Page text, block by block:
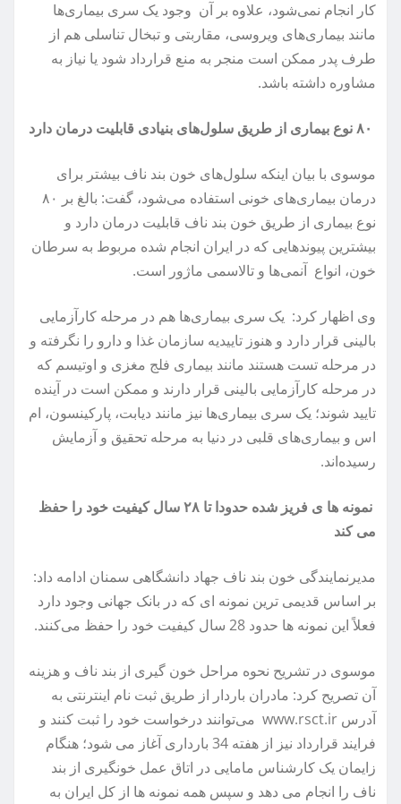
کار انجام نمی‌شود، علاوه بر آن وجود یک سری بیماری‌ها
مانند بیماری‌های ویروسی، مقاربتی و تبخال تناسلی هم از
طرف پدر ممکن است منجر به منع قرارداد شود یا نیاز به
مشاوره داشته باشد.
موسوی با بیان اینکه سلول‌های خون بند ناف بیشتر برای
درمان بیماری‌های خونی استفاده می‌شود، گفت: بالغ بر ۸۰
نوع بیماری از طریق خون بند ناف قابلیت درمان دارد و
بیشترین پیوندهایی که در ایران انجام شده مربوط به سرطان
خون، انواع آنمی‌ها و تالاسمی ماژور است.
وی اظهار کرد: یک سری بیماری‌ها هم در مرحله کارآزمایی
بالینی قرار دارد و هنوز تاییدیه سازمان غذا و دارو را نگرفته و
در مرحله تست هستند مانند بیماری فلج مغزی و اوتیسم که
در مرحله کارآزمایی بالینی قرار دارند و ممکن است در آینده
تایید شوند؛ یک سری بیماری‌ها نیز مانند دیابت، پارکینسون، ام
اس و بیماری‌های قلبی در دنیا به مرحله تحقیق و آزمایش
رسیده‌اند.
نمونه ها ی فریز شده حدودا تا ۲۸ سال کیفیت خود را حفظ
می کند
مدیرنمایندگی خون بند ناف جهاد دانشگاهی سمنان ادامه داد:
بر اساس قدیمی ترین نمونه ای که در بانک جهانی وجود دارد
فعلاً این نمونه ها حدود 28 سال کیفیت خود را حفظ می‌کنند.
موسوی در تشریح نحوه مراحل خون گیری از بند ناف و هزینه
آن تصریح کرد: مادران باردار از طریق ثبت نام اینترنتی به
آدرس www.rsct.ir می‌توانند درخواست خود را ثبت کنند و
فرایند قرارداد نیز از هفته 34 بارداری آغاز می شود؛ هنگام
زایمان یک کارشناس مامایی در اتاق عمل خونگیری از بند
ناف را انجام می دهد و سپس همه نمونه ها از کل ایران به